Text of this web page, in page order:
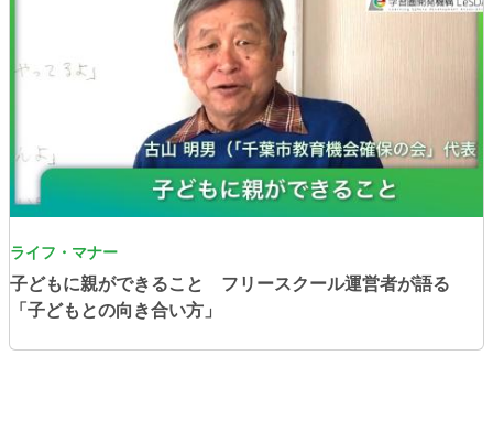
ライフ・マナー
子どもに親ができること フリースクール運営者が語る
「子どもとの向き合い方」